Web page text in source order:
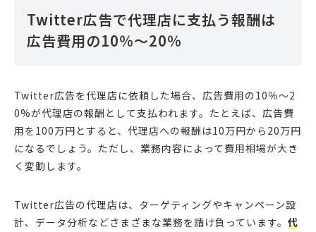
Twitter広告で代理店に支払う報酬は
広告費用の10％～20％
Twitter広告を代理店に依頼した場合、広告費用の10％～2
0%が代理店の報酬として支払われます。たとえば、広告費
用を100万円とすると、代理店への報酬は10万円から20万円
になるでしょう。ただし、業務内容によって費用相場が大き
く変動します。
Twitter広告の代理店は、ターゲティングやキャンペーン設
計、データ分析などさまざまな業務を請け負っています。 代